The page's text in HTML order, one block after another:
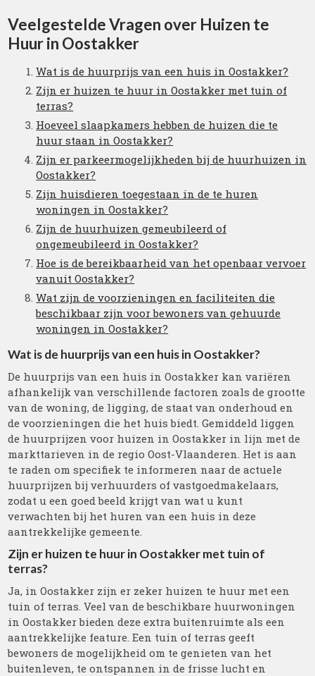
Veelgestelde Vragen over Huizen te
Huur in Oostakker
Wat is de huurprijs van een huis in Oostakker?
Zijn er huizen te huur in Oostakker met tuin of
terras?
Hoeveel slaapkamers hebben de huizen die te
huur staan in Oostakker?
Zijn er parkeermogelijkheden bij de huurhuizen in
Oostakker?
Zijn huisdieren toegestaan in de te huren
woningen in Oostakker?
Zijn de huurhuizen gemeubileerd of
ongemeubileerd in Oostakker?
Hoe is de bereikbaarheid van het openbaar vervoer
vanuit Oostakker?
Wat zijn de voorzieningen en faciliteiten die
beschikbaar zijn voor bewoners van gehuurde
woningen in Oostakker?
Wat is de huurprijs van een huis in Oostakker?
De huurprijs van een huis in Oostakker kan variëren
afhankelijk van verschillende factoren zoals de grootte
van de woning, de ligging, de staat van onderhoud en
de voorzieningen die het huis biedt. Gemiddeld liggen
de huurprijzen voor huizen in Oostakker in lijn met de
markttarieven in de regio Oost-Vlaanderen. Het is aan
te raden om specifiek te informeren naar de actuele
huurprijzen bij verhuurders of vastgoedmakelaars,
zodat u een goed beeld krijgt van wat u kunt
verwachten bij het huren van een huis in deze
aantrekkelijke gemeente.
Zijn er huizen te huur in Oostakker met tuin of
terras?
Ja, in Oostakker zijn er zeker huizen te huur met een
tuin of terras. Veel van de beschikbare huurwoningen
in Oostakker bieden deze extra buitenruimte als een
aantrekkelijke feature. Een tuin of terras geeft
bewoners de mogelijkheid om te genieten van het
buitenleven, te ontspannen in de frisse lucht en